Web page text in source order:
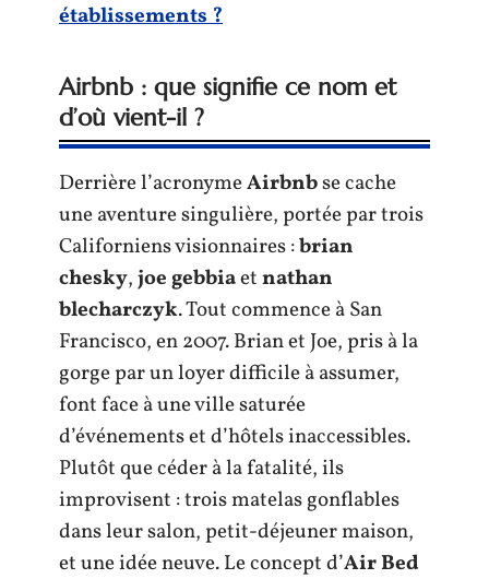
établissements ?
Airbnb : que signifie ce nom et
d’où vient-il ?
Derrière l’acronymeAirbnbse cache
une aventure singulière, portée par trois
Californiens visionnaires :brian
chesky,joe gebbiaetnathan
blecharczyk. Tout commence à San
Francisco, en 2007. Brian et Joe, pris à la
gorge par un loyer difficile à assumer,
font face à une ville saturée
d’événements et d’hôtels inaccessibles.
Plutôt que céder à la fatalité, ils
improvisent : trois matelas gonflables
dans leur salon, petit-déjeuner maison,
et une idée neuve. Le concept d’Air Bed